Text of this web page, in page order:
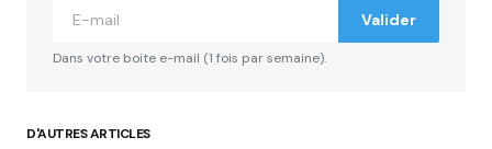
Valider
Dans votre boite e-mail (1 fois par semaine).
D'AUTRES ARTICLES